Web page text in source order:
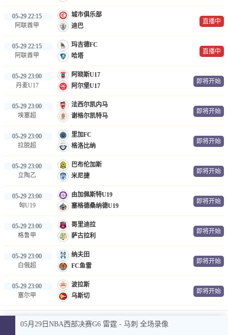
05-29 22:15
阿联酋甲
城市俱乐部
迪巴
直播中
05-29 22:15
阿联酋甲
玛吉德FC
哈塔
直播中
05-29 23:00
丹麦U17
阿晓斯U17
阿尔堡U17
即将开始
05-29 23:00
埃塞超
法西尔凯内马
谢格尔凯特马
即将开始
05-29 23:00
拉脱超
里加FC
格洛比纳
即将开始
05-29 23:00
立陶乙
巴布伦加斯
米尼捷
即将开始
05-29 23:00
匈U19
由加佩斯特U19
塞格德桑纳德U19
即将开始
05-29 23:00
格鲁甲
哥里迪拉
萨古拉利
即将开始
05-29 23:00
白俄超
纳夫田
FC鱼雷
即将开始
05-29 23:00
塞尔甲
波拉斯
乌斯切
即将开始
05月29日NBA西部决赛G6 雷霆 - 马刺 全场录像